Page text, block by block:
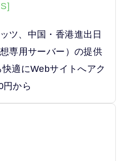
ツ、中国・香港進出日
専用サーバー）の提供
適にWebサイトへアク
円から